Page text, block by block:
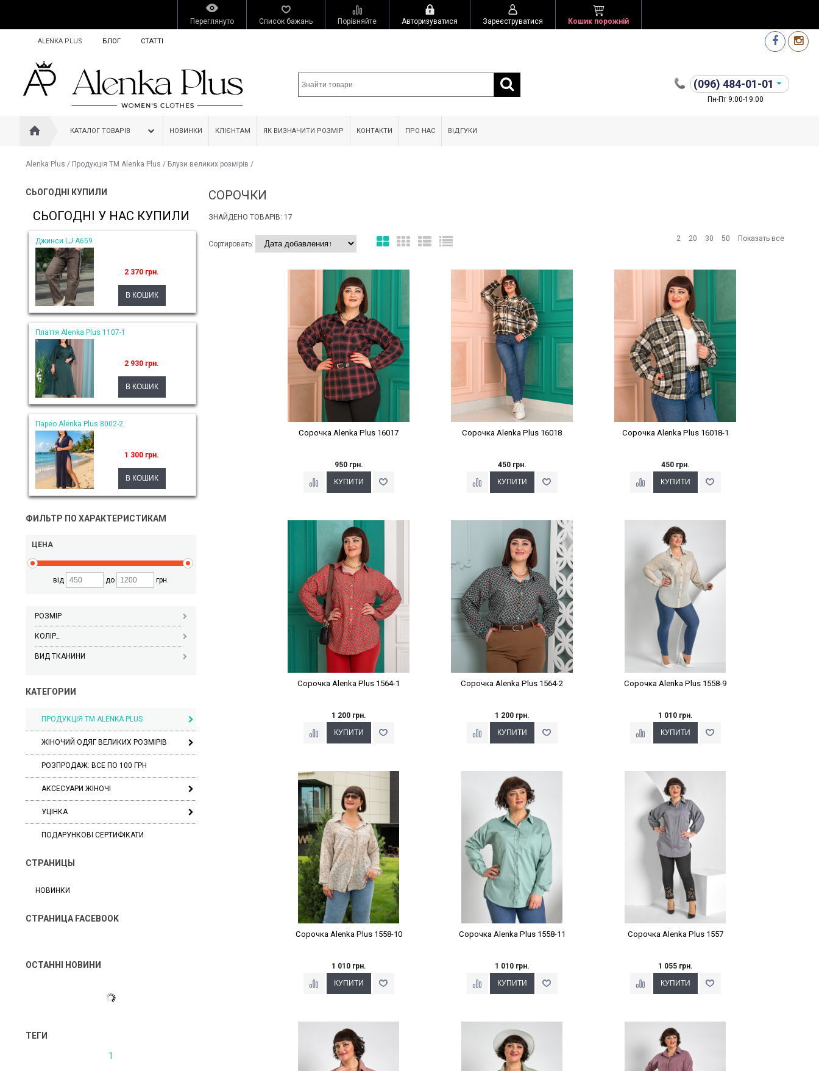
Переглянуто Список бажань Порівняйте Авторизуватися Зареєструватися Кошик порожній
ALENKA PLUS БЛОГ СТАТТІ
(096) 484-01-01
Пн-Пт 9:00-19:00
КАТАЛОГ ТОВАРІВ НОВИНКИ КЛІЄНТАМ ЯК ВИЗНАЧИТИ РОЗМІР КОНТАКТИ ПРО НАС ВІДГУКИ
Alenka Plus / Продукція ТМ Alenka Plus / Блузи великих розмірів /
СЬОГОДНІ КУПИЛИ
СЬОГОДНІ У НАС КУПИЛИ
Джинси LJ A659
2 370 грн.
Плаття Alenka Plus 1107-1
2 930 грн.
Парео Alenka Plus 8002-2
1 300 грн.
ФИЛЬТР ПО ХАРАКТЕРИСТИКАМ
ЦЕНА
від до грн.
РОЗМІР
КОЛІР_
ВИД ТКАНИНИ
КАТЕГОРИИ
ПРОДУКЦІЯ ТМ ALENKA PLUS
ЖІНОЧИЙ ОДЯГ ВЕЛИКИХ РОЗМІРІВ
РОЗПРОДАЖ: ВСЕ ПО 100 ГРН
АКСЕСУАРИ ЖІНОЧІ
УЦІНКА
ПОДАРУНКОВІ СЕРТИФІКАТИ
СТРАНИЦЫ
НОВИНКИ
СТРАНИЦА FACEBOOK
ОСТАННІ НОВИНИ
ТЕГИ
1
СОРОЧКИ
ЗНАЙДЕНО ТОВАРІВ: 17
Сортировать:
2 20 30 50 Показать все
Сорочка Alenka Plus 16017
950 грн.
Наклейки Варіант з %
Сорочка Alenka Plus 16018
450 грн.
Сорочка Alenka Plus 16018-1
450 грн.
Наклейки Варіант з %
Сорочка Alenka Plus 1564-1
1 200 грн.
Сорочка Alenka Plus 1564-2
1 200 грн.
Сорочка Alenka Plus 1558-9
1 010 грн.
Наклейки Варіант з %
Сорочка Alenka Plus 1558-10
1 010 грн.
Наклейки Варіант з %
Сорочка Alenka Plus 1558-11
1 010 грн.
Наклейки Варіант з %
Сорочка Alenka Plus 1557
1 055 грн.